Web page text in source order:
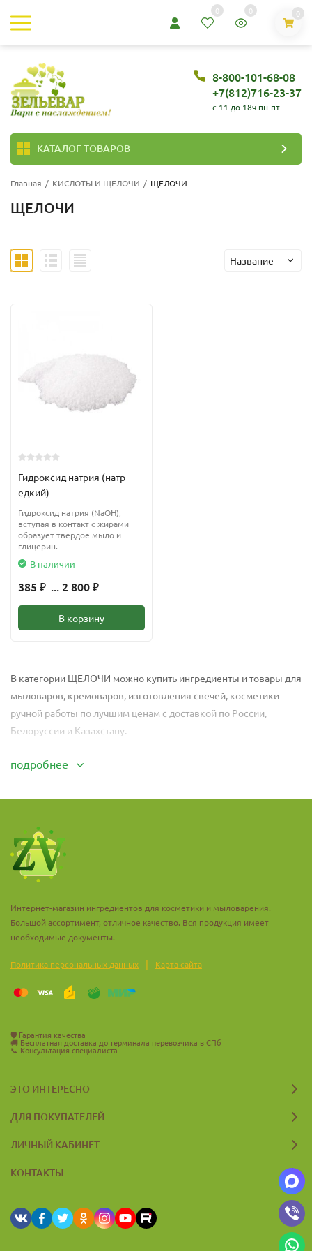
0 0 0
8-800-101-68-08
+7(812)716-23-37
c 11 до 18ч пн-пт
КАТАЛОГ ТОВАРОВ
Главная / КИСЛОТЫ И ЩЕЛОЧИ / ЩЕЛОЧИ
ЩЕЛОЧИ
Название
Гидроксид натрия (натр
едкий)
Гидроксид натрия (NaOH),
вступая в контакт с жирами
образует твердое мыло и
глицерин.
В наличии
385 ₽ ... 2 800 ₽
В корзину
В категории ЩЕЛОЧИ можно купить ингредиенты и товары для
мыловаров, кремоваров, изготовления свечей, косметики
ручной работы по лучшим ценам с доставкой по России,
Белоруссии и Казахстану.
подробнее
Интернет-магазин ингредиентов для косметики и мыловарения.
Большой ассортимент, отличное качество. Вся продукция имеет
необходимые документы.
Политика персональных данных | Карта сайта
🛡️ Гарантия качества
🚚 Бесплатная доставка до терминала перевозчика в СПб
📞 Консультация специалиста
ЭТО ИНТЕРЕСНО
ДЛЯ ПОКУПАТЕЛЕЙ
ЛИЧНЫЙ КАБИНЕТ
КОНТАКТЫ